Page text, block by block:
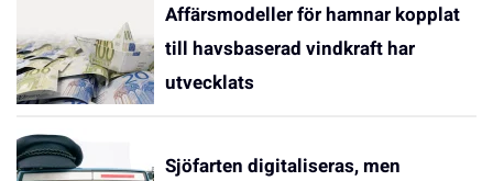
Affärsmodeller för hamnar kopplat
till havsbaserad vindkraft har
utvecklats
Sjöfarten digitaliseras, men